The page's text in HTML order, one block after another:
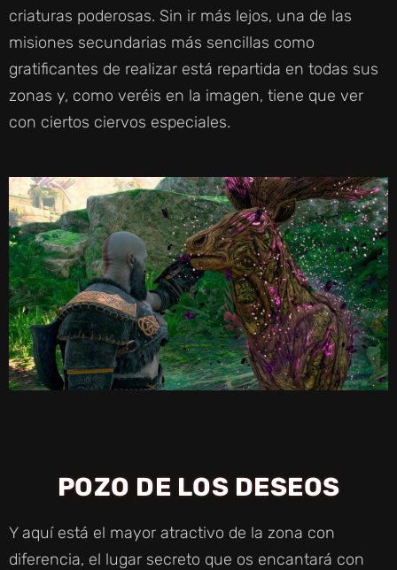
criaturas poderosas. Sin ir más lejos, una de las
misiones secundarias más sencillas como
gratificantes de realizar está repartida en todas sus
zonas y, como veréis en la imagen, tiene que ver
con ciertos ciervos especiales.
POZO DE LOS DESEOS
Y aquí está el mayor atractivo de la zona con
diferencia, el lugar secreto que os encantará con